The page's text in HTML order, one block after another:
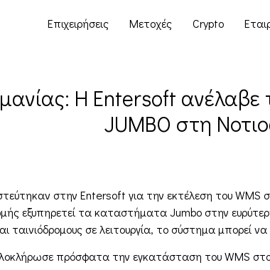
Επιχειρήσεις Μετοχές Crypto
Η Entersoft ανέλαβε
JUMBO στη
στην Entersoft για την εκτέλεση του
εξυπηρετεί τα καταστήματα Jumbo στην
ταινιόδρομους σε λειτουργία, το σύστημα
πρόσφατα την εγκατάσταση του WMS